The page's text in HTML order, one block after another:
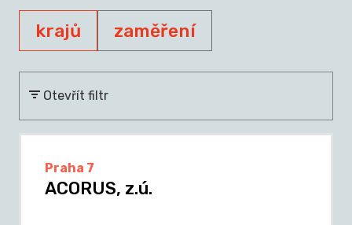
krajů zaměření
Otevřít filtr
Praha 7
ACORUS, z.ú.